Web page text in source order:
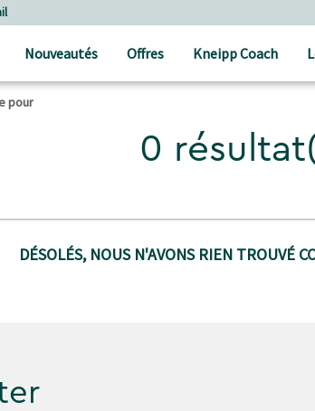
Nouveautés Offres Kneipp Coach
pour
0
DÉSOLÉS, NOUS N'AVONS RIEN TROUVÉ